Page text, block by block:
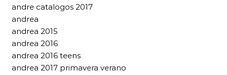
andre catalogos 2017
andrea
andrea 2015
andrea 2016
andrea 2016 teens
andrea 2017 primavera verano